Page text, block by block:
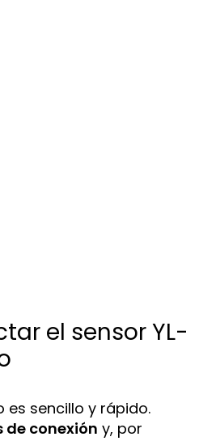
el sensor YL-
es sencillo y rápido.
de conexión y, por